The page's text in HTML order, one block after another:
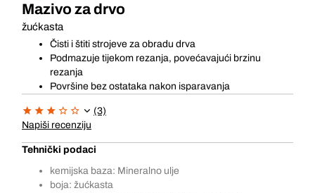
Mazivo za drvo
žućkasta
Čisti i štiti strojeve za obradu drva
Podmazuje tijekom rezanja, povećavajući brzinu
rezanja
Površine bez ostataka nakon isparavanja
(3)
Napiši recenziju
Tehnički podaci
kemijska baza: Mineralno ulje
boja: žućkasta